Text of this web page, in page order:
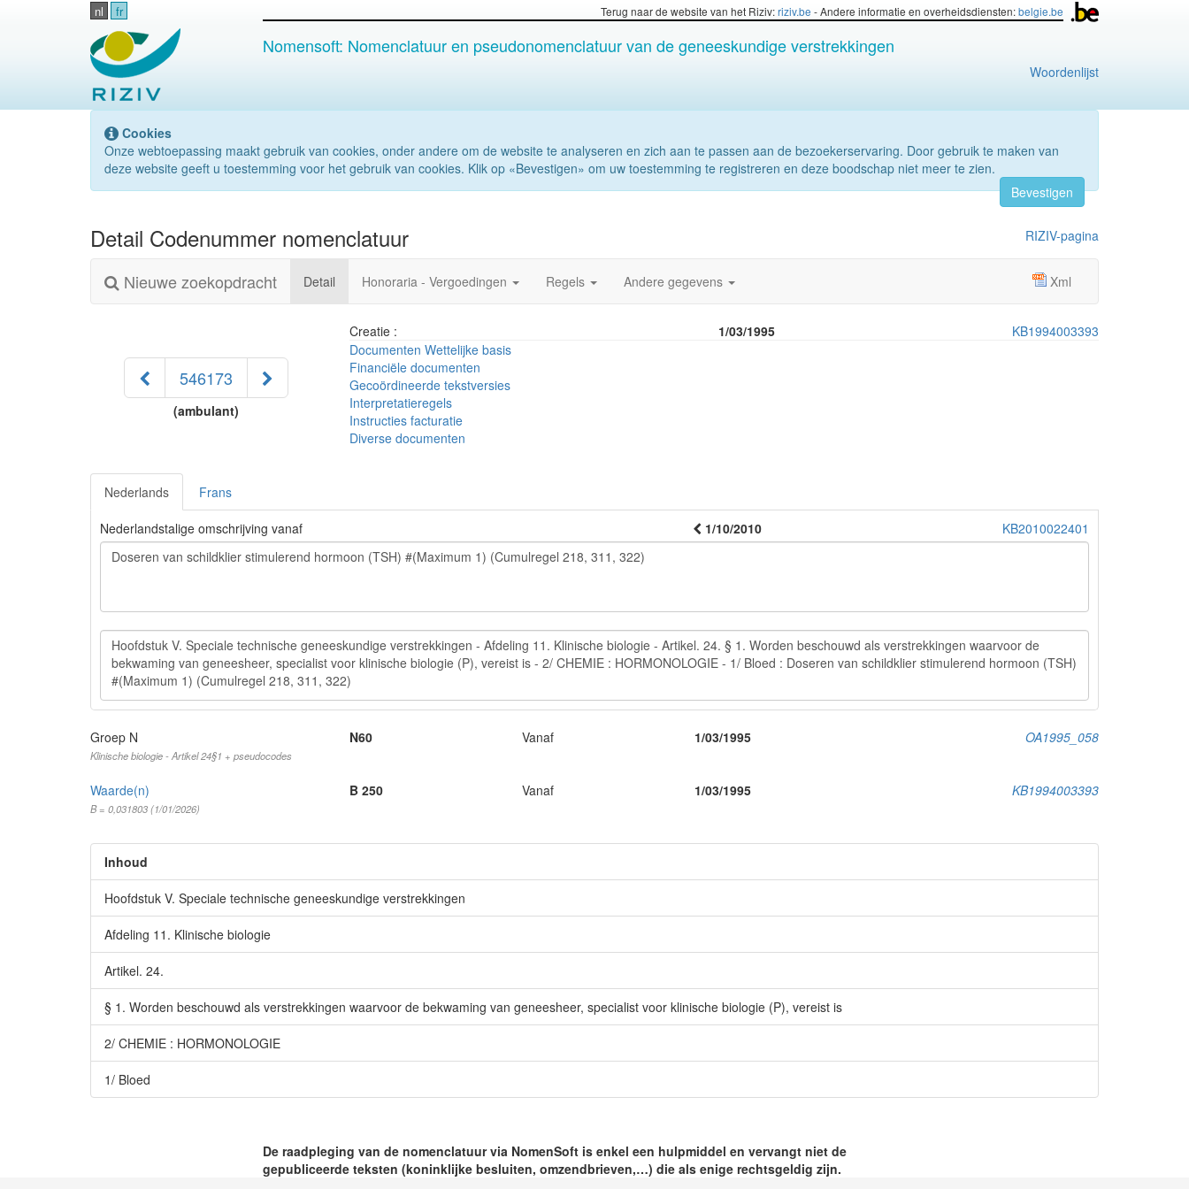
nl fr Terug naar de website van het Riziv:riziv.be - Andere informatie en overheidsdiensten:belgie.be
Nomensoft: Nomenclatuur en pseudonomenclatuur van de geneeskundige verstrekkingen
Woordenlijst
Cookies
Onze webtoepassing maakt gebruik van cookies, onder andere om de website te analyseren en zich aan te passen aan de bezoekerservaring. Door gebruik te maken van
deze website geeft u toestemming voor het gebruik van cookies. Klik op «Bevestigen» om uw toestemming te registreren en deze boodschap niet meer te zien.
Bevestigen
Detail Codenummer nomenclatuur RIZIV-pagina
Nieuwe zoekopdracht Detail (actueel)Honoraria - Vergoedingen Regels Andere gegevens Xml
546173
(ambulant)
Creatie : 1/03/1995
KB1994003393
Documenten Wettelijke basis
Financiële documenten
Gecoördineerde tekstversies
Interpretatieregels
Instructies facturatie
Diverse documenten
Nederlands Frans
Nederlandstalige omschrijving vanaf 1/10/2010 KB2010022401
Groep N N60 Vanaf 1/03/1995 OA1995_058
Klinische biologie - Artikel 24§1 + pseudocodes
Waarde(n) B 250 Vanaf 1/03/1995 KB1994003393
B = 0,031803 (1/01/2026)
Inhoud
Hoofdstuk V. Speciale technische geneeskundige verstrekkingen
Afdeling 11. Klinische biologie
Artikel. 24.
§ 1. Worden beschouwd als verstrekkingen waarvoor de bekwaming van geneesheer, specialist voor klinische biologie (P), vereist is
2/ CHEMIE : HORMONOLOGIE
1/ Bloed
De raadpleging van de nomenclatuur via NomenSoft is enkel een hulpmiddel en vervangt niet de
gepubliceerde teksten (koninklijke besluiten, omzendbrieven,…) die als enige rechtsgeldig zijn.